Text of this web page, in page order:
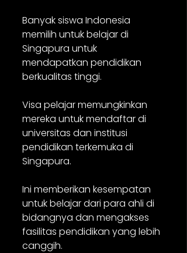
Banyak siswa Indonesia
memilih untuk belajar di
Singapura untuk
mendapatkan pendidikan
berkualitas tinggi.
Visa pelajar memungkinkan
mereka untuk mendaftar di
universitas dan institusi
pendidikan terkemuka di
Singapura.
Ini memberikan kesempatan
untuk belajar dari para ahli di
bidangnya dan mengakses
fasilitas pendidikan yang lebih
canggih.